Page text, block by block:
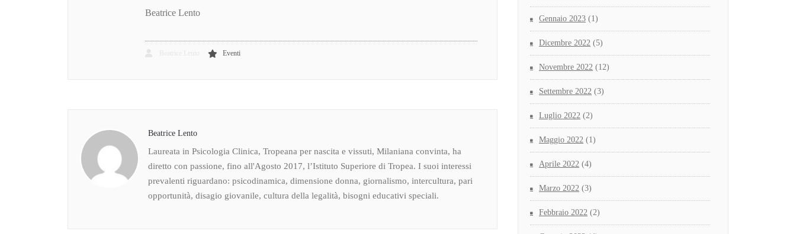
Beatrice Lento
Eventi
Beatrice Lento
Laureata in Psicologia Clinica, Tropeana per nascita e vissuti, Milaniana convinta, ha
diretto con passione, fino all'Agosto 2017, l’Istituto Superiore di Tropea. I suoi interessi
prevalenti riguardano: psicodinamica, dimensione donna, giornalismo, intercultura, pari
opportunità, disagio giovanile, cultura della legalità, bisogni educativi speciali.
Gennaio 2023 (1)
Dicembre 2022 (5)
Novembre 2022 (12)
Settembre 2022 (3)
Luglio 2022 (2)
Maggio 2022 (1)
Aprile 2022 (4)
Marzo 2022 (3)
Febbraio 2022 (2)